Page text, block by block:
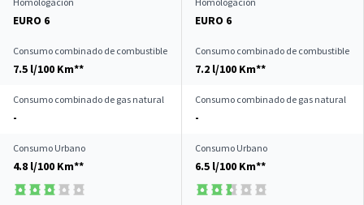
EURO 6 EURO 6
Consumo combinado de combustible
7.5 l/100 Km**
Consumo combinado de combustible
7.2 l/100 Km**
Consumo combinado de gas natural
-
Consumo combinado de gas natural
-
Consumo Urbano
4.8 l/100 Km**
Consumo Urbano
6.5 l/100 Km**